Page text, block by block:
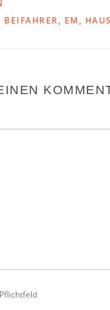
BEIFAHRER, EM , HAUS